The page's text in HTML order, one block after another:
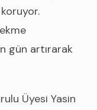
gün artırarak
Üyesi Yasin